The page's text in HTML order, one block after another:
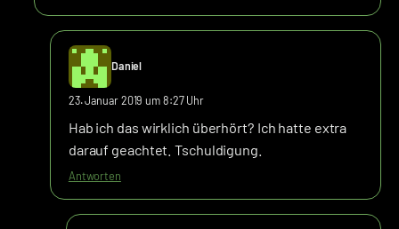
Daniel
23. Januar 2019 um 8:27 Uhr
Hab ich das wirklich überhört? Ich hatte extra
darauf geachtet. Tschuldigung.
Antworten